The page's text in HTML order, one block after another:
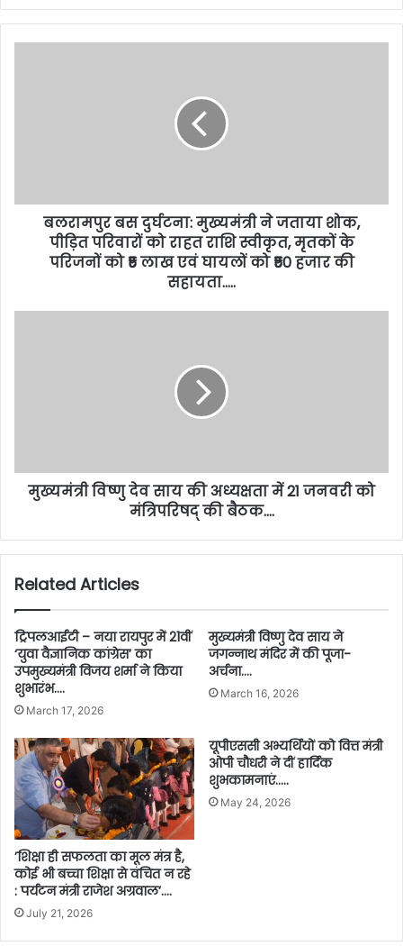
बलरामपुर बस दुर्घटना: मुख्यमंत्री ने जताया शोक,
पीड़ित परिवारों को राहत राशि स्वीकृत, मृतकों के
परिजनों को ₹5 लाख एवं घायलों को ₹50 हजार की
सहायता…..
मुख्यमंत्री विष्णु देव साय की अध्यक्षता में 21 जनवरी को
मंत्रिपरिषद् की बैठक….
Related Articles
ट्रिपलआईटी – नया रायपुर में 21वीं
‘युवा वैज्ञानिक कांग्रेस’ का
उपमुख्यमंत्री विजय शर्मा ने किया
शुभारंभ….
March 17, 2026
मुख्यमंत्री विष्णु देव साय ने
जगन्नाथ मंदिर में की पूजा-
अर्चना….
March 16, 2026
’शिक्षा ही सफलता का मूल मंत्र है,
कोई भी बच्चा शिक्षा से वंचित न रहे
: पर्यटन मंत्री राजेश अग्रवाल’….
July 21, 2026
यूपीएससी अभ्यर्थियों को वित्त मंत्री
ओपी चौधरी ने दीं हार्दिक
शुभकामनाएं…..
May 24, 2026